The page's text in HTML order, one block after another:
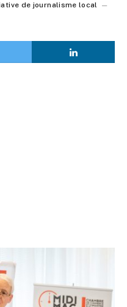
de journalisme local